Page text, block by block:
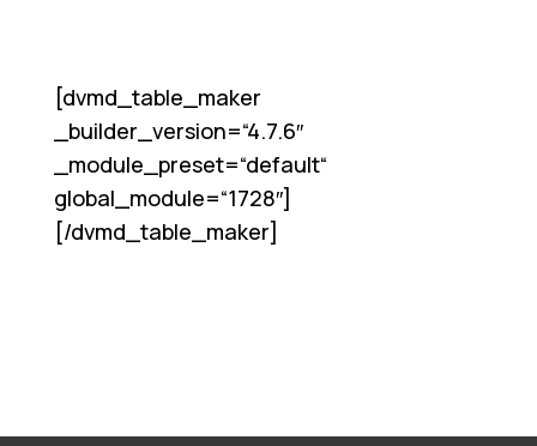
[dvmd_table_maker
_builder_version=“4.7.6″
_module_preset=“default“
global_module=“1728″]
[/dvmd_table_maker]